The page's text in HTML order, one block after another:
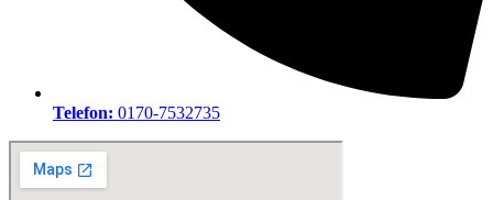
Telefon: 0170-7532735